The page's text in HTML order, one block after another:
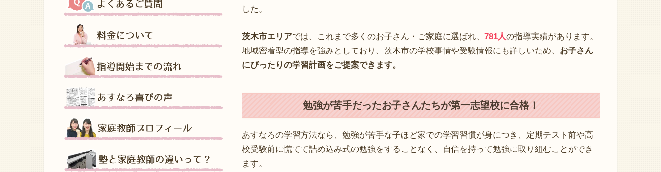
した。
茨木市エリアでは、これまで多くのお子さん・ご家庭に選ばれ、 781人の指導実績があります。
地域密着型の指導を強みとしており、茨木市の学校事情や受験情報にも詳しいため、 お子さん
にぴったりの学習計画をご提案できます。
勉強が苦手だったお子さんたちが第一志望校に合格！
あすなろの学習方法なら、勉強が苦手な子ほど家での学習習慣が身につき、定期テスト前や高
校受験前に慌てて詰め込み式の勉強をすることなく、自信を持って勉強に取り組むことができ
ます。